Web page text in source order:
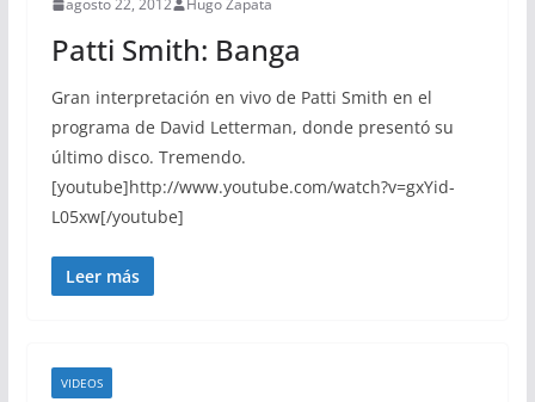
agosto 22, 2012 Hugo Zapata
Patti Smith: Banga
Gran interpretación en vivo de Patti Smith en el
programa de David Letterman, donde presentó su
último disco. Tremendo.
[youtube]http://www.youtube.com/watch?v=gxYid-
L05xw[/youtube]
Leer más
VIDEOS